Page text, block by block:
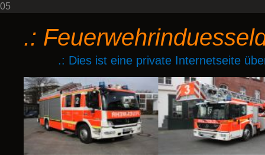
05
.:
.: Dies ist eine private Internetseite